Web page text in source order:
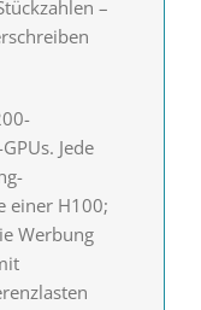
–
Jede
einer H100;
Werbung